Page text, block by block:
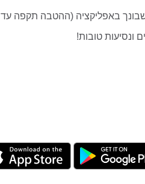
באפליקציה (ההטבה תקפה עד 8.9.17).
ונסיעות טובות!